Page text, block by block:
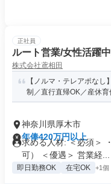
正社員
ルート営業/女性活躍
株式会社鳶相田
【ノルマ・テレアポな
制／直行直帰OK／産休育
神奈川県厚木市
年俸420万円以上
求める人材: ＜必須＞
可） ＜優遇＞ 営業経...
即日勤務OK 在宅OK +1個